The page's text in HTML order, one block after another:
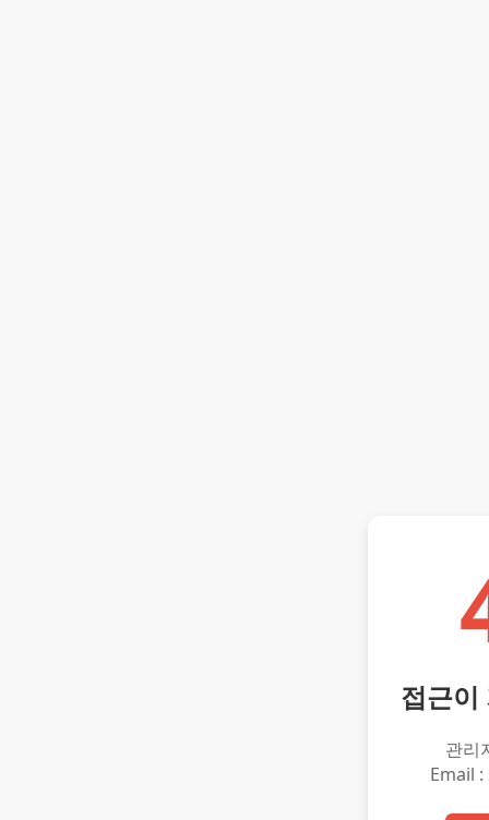
접근이
관리
Email